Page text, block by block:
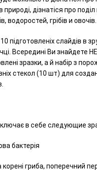
дізнатіся про поділ
водоростей, грібів и овочів.
10 підготовленіх слайдів в
Всередині Ви знайдете
зразки, а й набір з
стекол (10 шт) для
в себе следующие
бактерія
корені гриба, поперечний